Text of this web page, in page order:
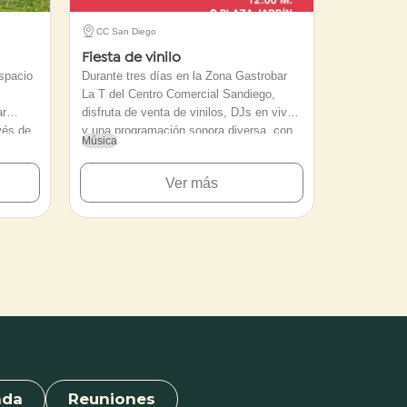
de
de
las
CC San Diego
Fiesta de vinilo
Durante tres días en la Zona Gastrobar
La T del Centro Comercial Sandiego,
disfruta de venta de vinilos, DJs en vivo
y una programación sonora diversa, con
ritmos que van desde el rock en español,
baladas y salsa hasta latin funk, cumbia
Música
Ver más
Reuniones